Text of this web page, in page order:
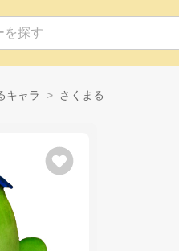
キャラ さくまる